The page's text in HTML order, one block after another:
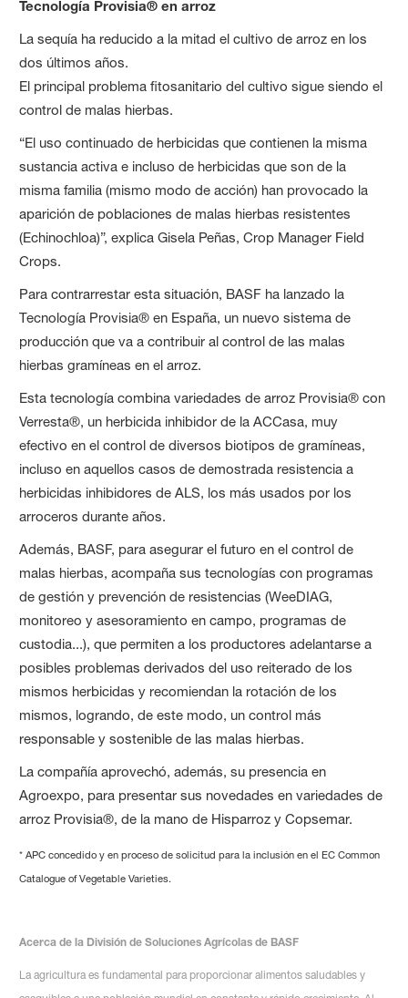
Tecnología Provisia® en arroz
La sequía ha reducido a la mitad el cultivo de arroz en los
dos últimos años.
El principal problema fitosanitario del cultivo sigue siendo el
control de malas hierbas.
“El uso continuado de herbicidas que contienen la misma
sustancia activa e incluso de herbicidas que son de la
misma familia (mismo modo de acción) han provocado la
aparición de poblaciones de malas hierbas resistentes
(Echinochloa)”, explica Gisela Peñas, Crop Manager Field
Crops.
Para contrarrestar esta situación, BASF ha lanzado la
Tecnología Provisia® en España, un nuevo sistema de
producción que va a contribuir al control de las malas
hierbas gramíneas en el arroz.
Esta tecnología combina variedades de arroz Provisia® con
Verresta®, un herbicida inhibidor de la ACCasa, muy
efectivo en el control de diversos biotipos de gramíneas,
incluso en aquellos casos de demostrada resistencia a
herbicidas inhibidores de ALS, los más usados por los
arroceros durante años.
Además, BASF, para asegurar el futuro en el control de
malas hierbas, acompaña sus tecnologías con programas
de gestión y prevención de resistencias (WeeDIAG,
monitoreo y asesoramiento en campo, programas de
custodia...), que permiten a los productores adelantarse a
posibles problemas derivados del uso reiterado de los
mismos herbicidas y recomiendan la rotación de los
mismos, logrando, de este modo, un control más
responsable y sostenible de las malas hierbas.
La compañía aprovechó, además, su presencia en
Agroexpo, para presentar sus novedades en variedades de
arroz Provisia®, de la mano de Hisparroz y Copsemar.
* APC concedido y en proceso de solicitud para la inclusión en el EC Common
Catalogue of Vegetable Varieties.
Acerca de la División de Soluciones Agrícolas de BASF
La agricultura es fundamental para proporcionar alimentos saludables y